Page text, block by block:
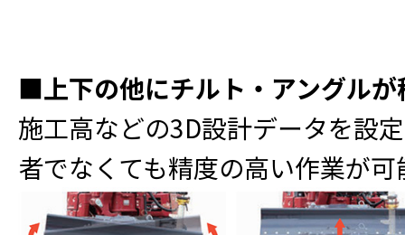
■上下の他にチルト・アングルが
施工高などの3D設計データを設
者でなくても精度の高い作業が可